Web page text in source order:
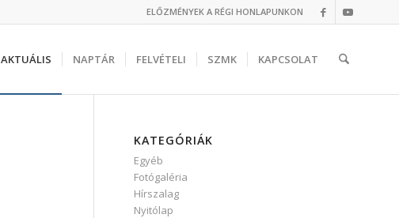
ELŐZMÉNYEK A RÉGI HONLAPUNKON
AKTUÁLIS NAPTÁR FELVÉTELI SZMK KAPCSOLAT
KATEGÓRIÁK
Egyéb
Fotógaléria
Hírszalag
Nyitólap